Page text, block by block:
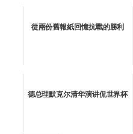
從兩份舊報紙回憶抗戰的勝利
德总理默克尔清华演讲侃世界杯